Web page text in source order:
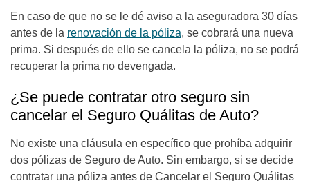
En caso de que no se le dé aviso a la aseguradora 30 días
antes de la renovación de la póliza, se cobrará una nueva
prima. Si después de ello se cancela la póliza, no se podrá
recuperar la prima no devengada.
¿Se puede contratar otro seguro sin
cancelar el Seguro Quálitas de Auto?
No existe una cláusula en específico que prohíba adquirir
dos pólizas de Seguro de Auto. Sin embargo, si se decide
contratar una póliza antes de Cancelar el Seguro Quálitas